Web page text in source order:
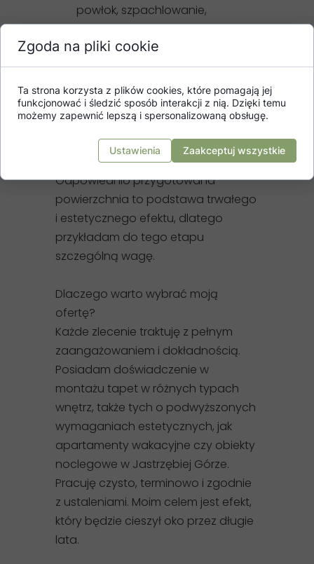
powłok, szpachlowanie,
wygładzanie i gruntowanie,
profesjonalny montaż tapet i
fototapet z dbałością o detale,
dokładne wykończenie
narożników, krawędzi i miejsc przy
listwach,
doradztwo w zakresie wyboru
rodzaju tapety, wzoru i materiału.
Odpowiednio przygotowana
powierzchnia to podstawa trwałego
i estetycznego efektu, dlatego
przykładam do tego etapu
szczególną wagę.
Dlaczego warto wybrać moją
ofertę?
Każde zlecenie traktuję z pełnym
zaangażowaniem i dokładnością.
Posiadam doświadczenie w
montażu tapet w różnych typach
wnętrz, także tych o podwyższonych
wymaganiach estetycznych, jak
apartamenty wakacyjne czy obiekty
noclegowe w Jastrzębiej Górze.
Pracuję czysto, terminowo i zgodnie
z ustaleniami. Moim celem jest efekt,
który będzie cieszył oko przez długie
lata.
Zgoda na pliki cookie
Ta strona korzysta z plików cookies, które pomagają jej
funkcjonować i śledzić sposób interakcji z nią. Dzięki temu
możemy zapewnić lepszą i spersonalizowaną obsługę.
Ustawienia Zaakceptuj wszystkie